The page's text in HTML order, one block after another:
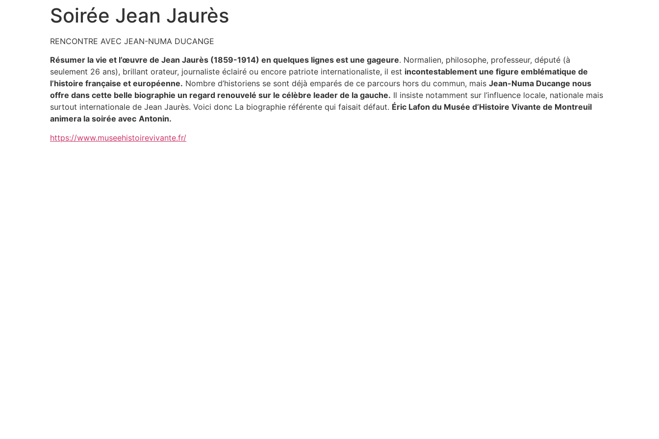
Soirée Jean Jaurès
RENCONTRE AVEC JEAN-NUMA DUCANGE
Résumer la vie et l’œuvre de Jean Jaurès (1859-1914) en quelques lignes est une gageure. Normalien, philosophe, professeur, député (à
seulement 26 ans), brillant orateur, journaliste éclairé ou encore patriote internationaliste, il est incontestablement une figure emblématique de
l’histoire française et européenne. Nombre d’historiens se sont déjà emparés de ce parcours hors du commun, mais Jean-Numa Ducange nous
offre dans cette belle biographie un regard renouvelé sur le célèbre leader de la gauche. Il insiste notamment sur l’influence locale, nationale mais
surtout internationale de Jean Jaurès. Voici donc La biographie référente qui faisait défaut. Éric Lafon du Musée d’Histoire Vivante de Montreuil
animera la soirée avec Antonin.
https://www.museehistoirevivante.fr/